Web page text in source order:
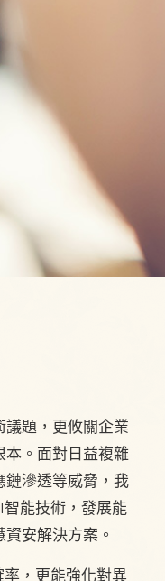
題，更攸關企業
本。面對日益複雜
鏈滲透等威脅，我
能技術，發展能
安解決方案。
，更能強化對異